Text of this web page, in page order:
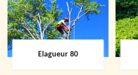
Elagueur 80